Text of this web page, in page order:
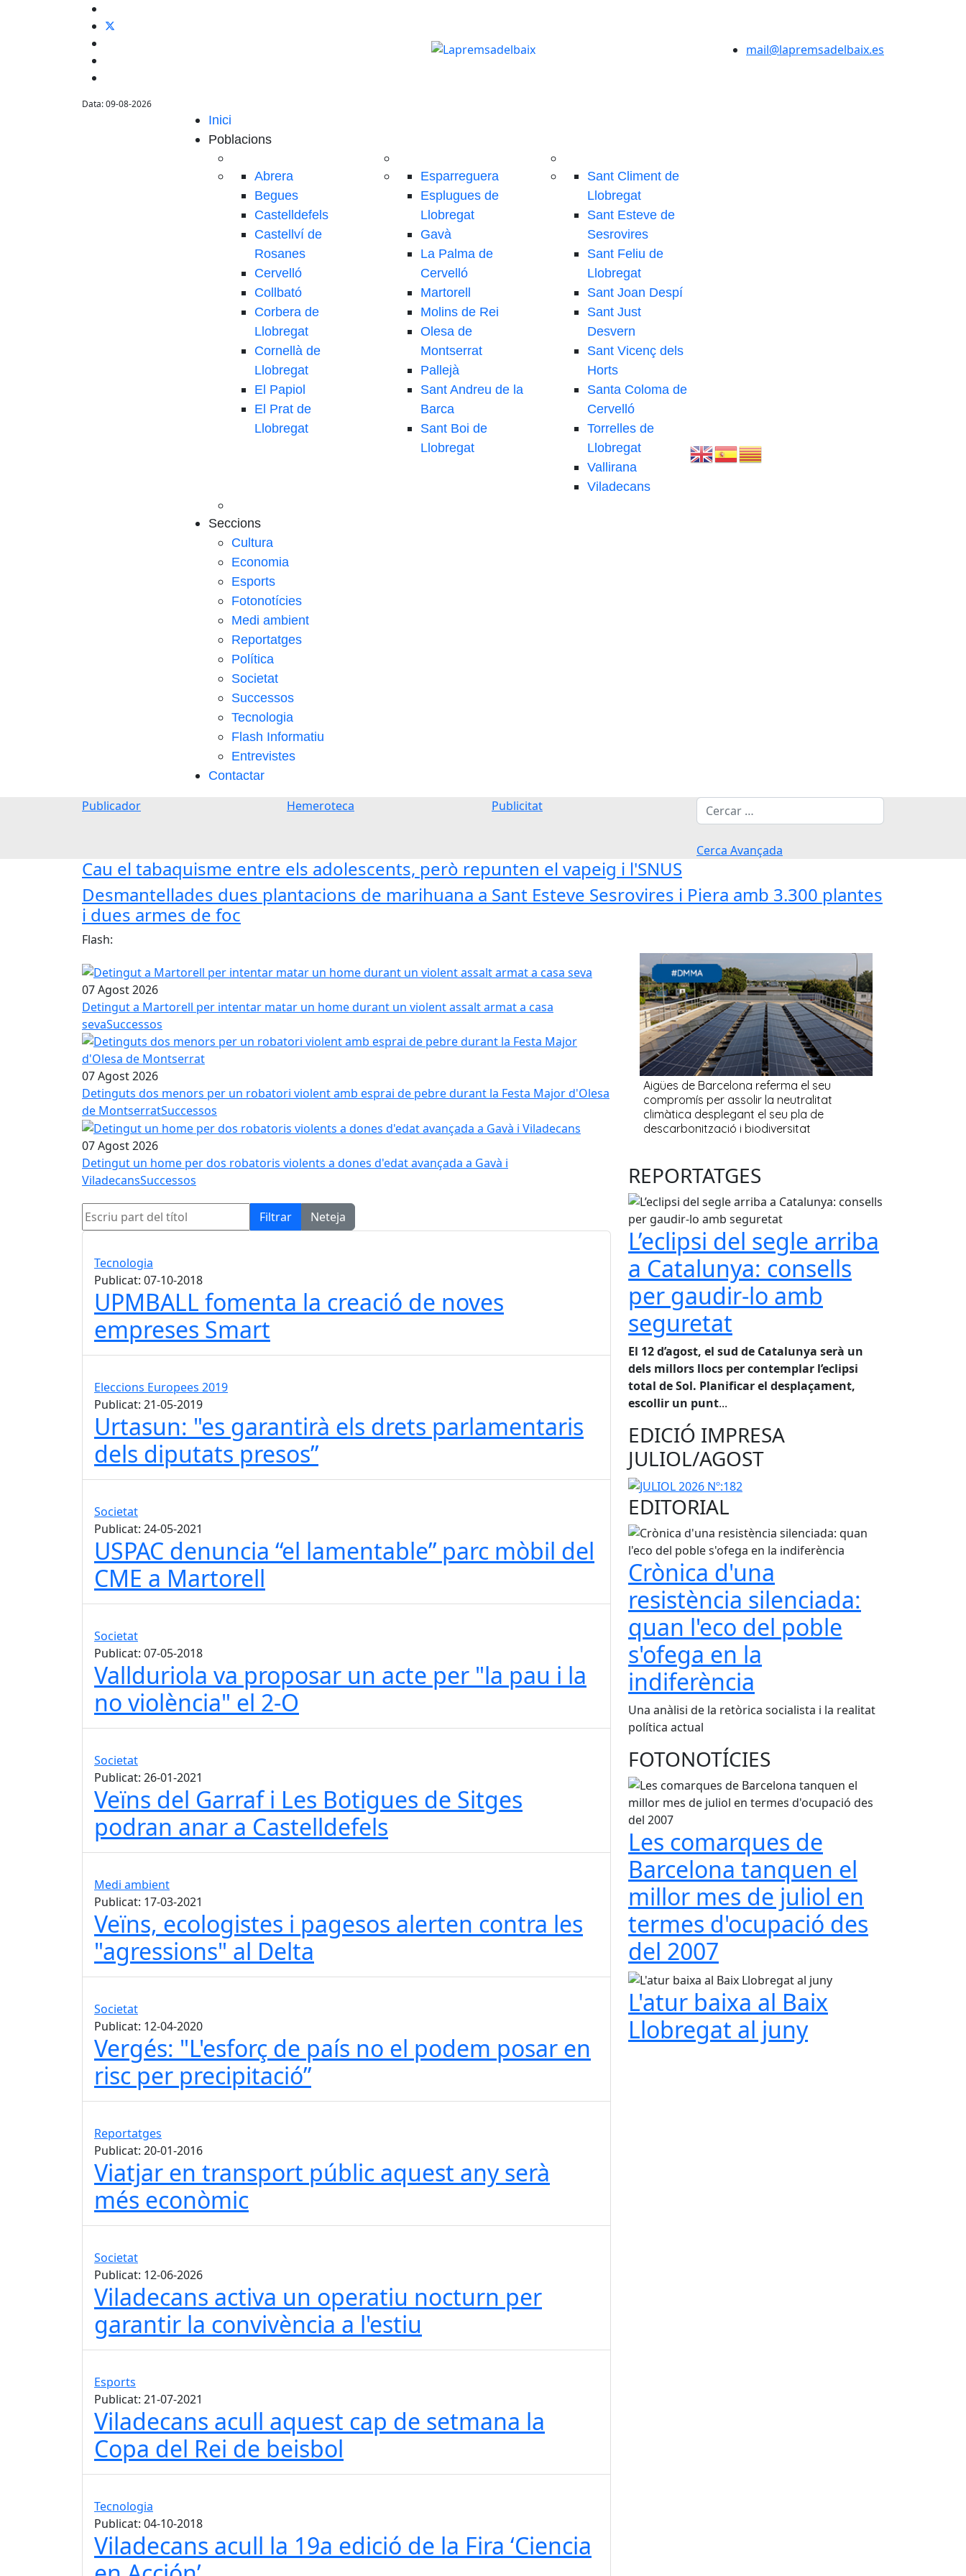
Data: 09-08-2026
mail@lapremsadelbaix.es
Inici
Poblacions
Abrera
Begues
Castelldefels
Castellví de
Rosanes
Cervelló
Collbató
Corbera de
Llobregat
Cornellà de
Llobregat
El Papiol
El Prat de
Llobregat
Esparreguera
Esplugues de
Llobregat
Gavà
La Palma de
Cervelló
Martorell
Molins de Rei
Olesa de
Montserrat
Pallejà
Sant Andreu de la
Barca
Sant Boi de
Llobregat
Sant Climent de
Llobregat
Sant Esteve de
Sesrovires
Sant Feliu de
Llobregat
Sant Joan Despí
Sant Just
Desvern
Sant Vicenç dels
Horts
Santa Coloma de
Cervelló
Torrelles de
Llobregat
Vallirana
Viladecans
Seccions
Cultura
Economia
Esports
Fotonotícies
Medi ambient
Reportatges
Política
Societat
Successos
Tecnologia
Flash Informatiu
Entrevistes
Contactar
Publicador Hemeroteca Publicitat Cerca
Cerca Avançada
Cau el tabaquisme entre els adolescents, però repunten el vapeig i l'SNUS
Desmantellades dues plantacions de marihuana a Sant Esteve Sesrovires i Piera amb 3.300 plantes
i dues armes de foc
Flash:
07 Agost 2026
Detingut a Martorell per intentar matar un home durant un violent assalt armat a casa
sevaSuccessos
07 Agost 2026
Detinguts dos menors per un robatori violent amb esprai de pebre durant la Festa Major d'Olesa
de MontserratSuccessos
07 Agost 2026
Detingut un home per dos robatoris violents a dones d'edat avançada a Gavà i
ViladecansSuccessos
Escriu part del títol
Filtrar Neteja
Tecnologia
Publicat: 07-10-2018
UPMBALL fomenta la creació de noves
empreses Smart
Eleccions Europees 2019
Publicat: 21-05-2019
Urtasun: "es garantirà els drets parlamentaris
dels diputats presos”
Societat
Publicat: 24-05-2021
USPAC denuncia “el lamentable” parc mòbil del
CME a Martorell
Societat
Publicat: 07-05-2018
Vallduriola va proposar un acte per "la pau i la
no violència" el 2-O
Societat
Publicat: 26-01-2021
Veïns del Garraf i Les Botigues de Sitges
podran anar a Castelldefels
Medi ambient
Publicat: 17-03-2021
Veïns, ecologistes i pagesos alerten contra les
"agressions" al Delta
Societat
Publicat: 12-04-2020
Vergés: "L'esforç de país no el podem posar en
risc per precipitació”
Reportatges
Publicat: 20-01-2016
Viatjar en transport públic aquest any serà
més econòmic
Societat
Publicat: 12-06-2026
Viladecans activa un operatiu nocturn per
garantir la convivència a l'estiu
Esports
Publicat: 21-07-2021
Viladecans acull aquest cap de setmana la
Copa del Rei de beisbol
Tecnologia
Publicat: 04-10-2018
Viladecans acull la 19a edició de la Fira ‘Ciencia
REPORTATGES
L’eclipsi del segle arriba
a Catalunya: consells
per gaudir-lo amb
seguretat
El 12 d’agost, el sud de Catalunya serà un
dels millors llocs per contemplar l’eclipsi
total de Sol. Planificar el desplaçament,
escollir un punt...
EDICIÓ IMPRESA
JULIOL/AGOST
EDITORIAL
Crònica d'una
resistència silenciada:
quan l'eco del poble
s'ofega en la
indiferència
Una anàlisi de la retòrica socialista i la realitat
política actual
FOTONOTÍCIES
Les comarques de
Barcelona tanquen el
millor mes de juliol en
termes d'ocupació des
del 2007
L'atur baixa al Baix
Llobregat al juny